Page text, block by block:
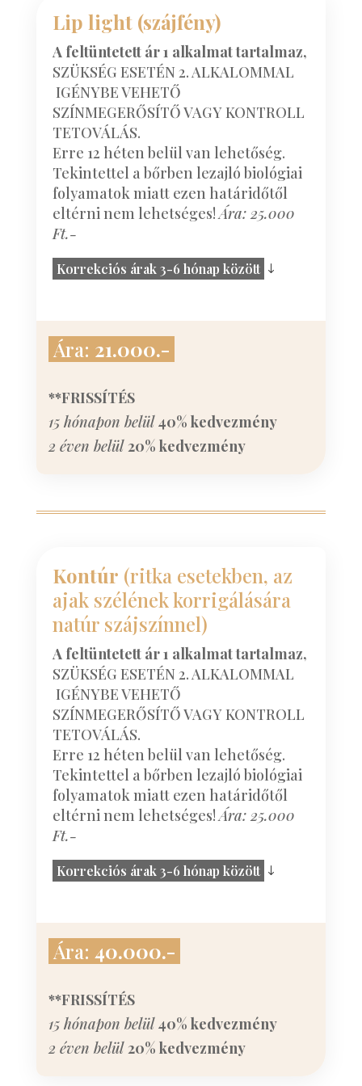
Lip light (szájfény)
A feltüntetett ár 1 alkalmat tartalmaz,
SZÜKSÉG ESETÉN 2. ALKALOMMAL
IGÉNYBE VEHETŐ
SZÍNMEGERŐSÍTŐ VAGY KONTROLL
TETOVÁLÁS.
Erre 12 héten belül van lehetőség.
Tekintettel a bőrben lezajló biológiai
folyamatok miatt ezen határidőtől
eltérni nem lehetséges! Ára: 25.000
Ft.-
Korrekciós árak 3-6 hónap között
Ára: 21.000.-
**FRISSÍTÉS
15 hónapon belül 40% kedvezmény
2 éven belül 20% kedvezmény
Kontúr (ritka esetekben, az
ajak szélének korrigálására
natúr szájszínnel)
A feltüntetett ár 1 alkalmat tartalmaz,
SZÜKSÉG ESETÉN 2. ALKALOMMAL
IGÉNYBE VEHETŐ
SZÍNMEGERŐSÍTŐ VAGY KONTROLL
TETOVÁLÁS.
Erre 12 héten belül van lehetőség.
Tekintettel a bőrben lezajló biológiai
folyamatok miatt ezen határidőtől
eltérni nem lehetséges! Ára: 25.000
Ft.-
Korrekciós árak 3-6 hónap között
Ára: 40.000.-
**FRISSÍTÉS
15 hónapon belül 40% kedvezmény
2 éven belül 20% kedvezmény